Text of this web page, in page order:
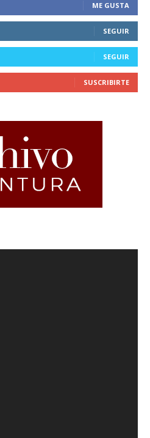
ME GUSTA
SEGUIR
SEGUIR
SUSCRIBIRTE